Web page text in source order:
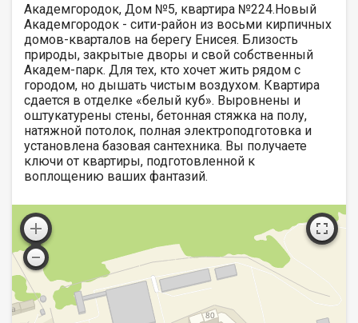
Академгородок, Дом №5, квартира №224.Новый
Академгородок - сити-район из восьми кирпичных
домов-кварталов на берегу Енисея. Близость
природы, закрытые дворы и свой собственный
Академ-парк. Для тех, кто хочет жить рядом с
городом, но дышать чистым воздухом. Квартира
сдается в отделке «белый куб». Выровнены и
оштукатурены стены, бетонная стяжка на полу,
натяжной потолок, полная электроподготовка и
установлена базовая сантехника. Вы получаете
ключи от квартиры, подготовленной к
воплощению ваших фантазий.